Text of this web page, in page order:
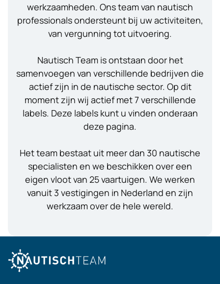
werkzaamheden. Ons team van nautisch
professionals ondersteunt bij uw activiteiten,
van vergunning tot uitvoering.
Nautisch Team is ontstaan door het
samenvoegen van verschillende bedrijven die
actief zijn in de nautische sector. Op dit
moment zijn wij actief met 7 verschillende
labels. Deze labels kunt u vinden onderaan
deze pagina.
Het team bestaat uit meer dan 30 nautische
specialisten en we beschikken over een
eigen vloot van 25 vaartuigen. We werken
vanuit 3 vestigingen in Nederland en zijn
werkzaam over de hele wereld.